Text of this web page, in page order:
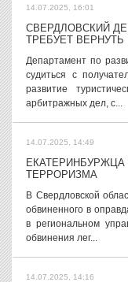
14.07.2025, 16:01
СВЕРДЛОВСКИЙ
ТРЕБУЕТ ВЕРНУТЬ
Департамент по
судиться с
развитие
арбитражных дел, с...
14.07.2025, 14:49
ТЕРРОРИЗМА
В Свердловской
обвиненного в
в региональном
обвинения лег...
14.07.2025, 14:16